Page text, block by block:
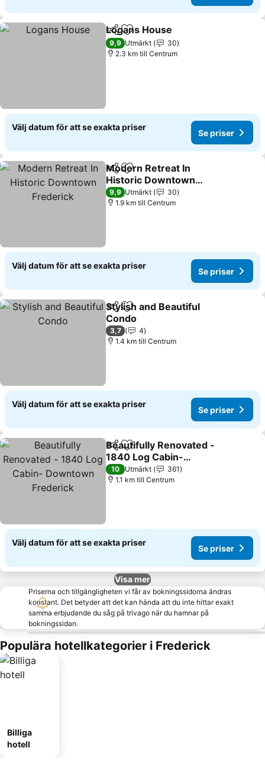
Dela Lägg till i Mina Favoriter
Logans House
9,9 Utmärkt
30
2.3 km till Centrum
Välj datum för att se exakta priser
Se priser
Dela Lägg till i Mina Favoriter
Modern Retreat In
Historic Downtown
Frederick
Se priser
9,9 Utmärkt
30
1.9 km till Centrum
Välj datum för att se exakta priser
Se priser
Dela Lägg till i Mina Favoriter
Stylish and Beautiful
Condo
Se priser
3,7
4
1.4 km till Centrum
Välj datum för att se exakta priser
Se priser
Dela Lägg till i Mina Favoriter
Beautifully Renovated -
1840 Log Cabin-
Downtown Frederick
Se priser
10 Utmärkt
361
1.1 km till Centrum
Välj datum för att se exakta priser
Se priser
Visa mer
Priserna och tillgängligheten vi får av bokningssidorna ändras
konstant. Det betyder att det kan hända att du inte hittar exakt
samma erbjudande du såg på trivago när du hamnar på
bokningssidan.
Populära hotellkategorier i Frederick
Billiga
hotell